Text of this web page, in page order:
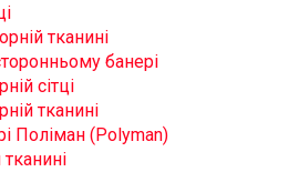
тканині
банері
сітці
тканині
Поліман (Polyman)